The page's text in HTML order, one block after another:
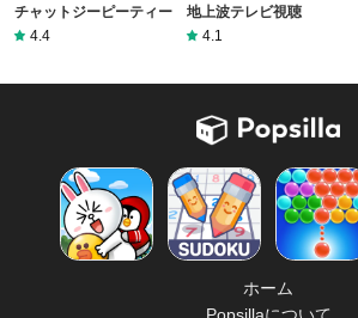
チャットジーピーティー
4.4
地上波テレビ視聴
4.1
ホーム